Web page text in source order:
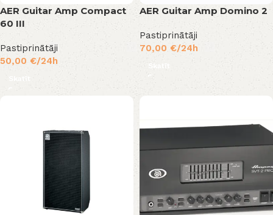
AER Guitar Amp Compact
60 III
Pastiprinātāji
50,00 €/24h
Skatīt
AER Guitar Amp Domino 2
Pastiprinātāji
70,00 €/24h
Skatīt